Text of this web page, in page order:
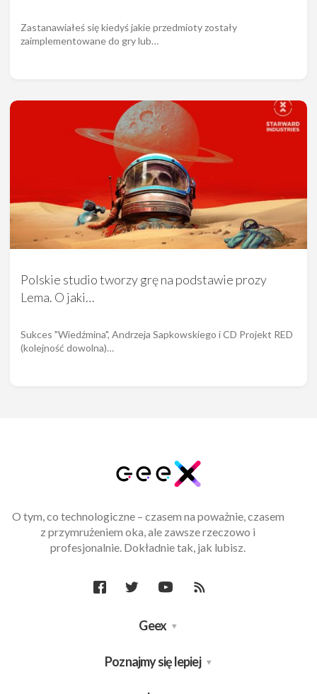
Zastanawiałeś się kiedyś jakie przedmioty zostały
zaimplementowane do gry lub…
Polskie studio tworzy grę na podstawie prozy
Lema. O jaki…
Sukces "Wiedźmina", Andrzeja Sapkowskiego i CD Projekt RED
(kolejność dowolna)…
O tym, co technologiczne – czasem na poważnie, czasem
z przymrużeniem oka, ale zawsze rzeczowo i
profesjonalnie. Dokładnie tak, jak lubisz.
Geex
Poznajmy się lepiej